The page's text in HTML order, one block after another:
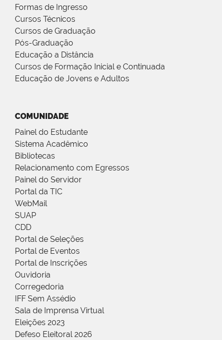
Formas de Ingresso
Cursos Técnicos
Cursos de Graduação
Pós-Graduação
Educação a Distância
Cursos de Formação Inicial e Continuada
Educação de Jovens e Adultos
COMUNIDADE
Painel do Estudante
Sistema Acadêmico
Bibliotecas
Relacionamento com Egressos
Painel do Servidor
Portal da TIC
WebMail
SUAP
CDD
Portal de Seleções
Portal de Eventos
Portal de Inscrições
Ouvidoria
Corregedoria
IFF Sem Assédio
Sala de Imprensa Virtual
Eleições 2023
Defeso Eleitoral 2026